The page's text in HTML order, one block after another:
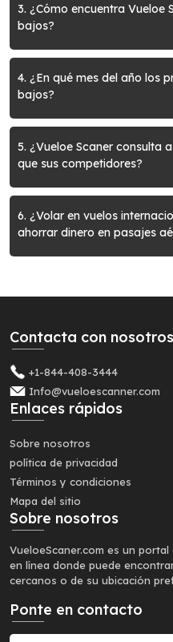
3. ¿Cómo encuentra Vueloe
bajos?
4. ¿En qué mes del año los
bajos?
5. ¿Vueloe Scaner consulta
que sus competidores?
6. ¿Volar en vuelos
ahorrar dinero en pasajes
Contacta con nosotros
+1-844-408-3444
Info@vueloescanner.com
Enlaces rápidos
Sobre nosotros
política de privacidad
Términos y condiciones
Mapa del sitio
Sobre nosotros
VueloeScaner.com es un
en línea donde puede
cercanos o de su ubicación
Ponte en contacto